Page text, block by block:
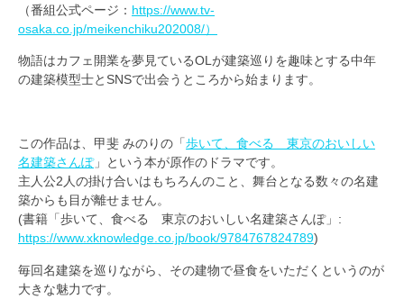
（番組公式ページ： https://www.tv-
osaka.co.jp/meikenchiku202008/）
物語はカフェ開業を夢見ているOLが建築巡りを趣味とする中年
の建築模型士とSNSで出会うところから始まります。
この作品は、甲斐 みのりの「歩いて、食べる 東京のおいしい
名建築さんぽ」という本が原作のドラマです。
主人公2人の掛け合いはもちろんのこと、舞台となる数々の名建
築からも目が離せません。
(書籍「歩いて、食べる 東京のおいしい名建築さんぽ」:
https://www.xknowledge.co.jp/book/9784767824789)
毎回名建築を巡りながら、その建物で昼食をいただくというのが
大きな魅力です。